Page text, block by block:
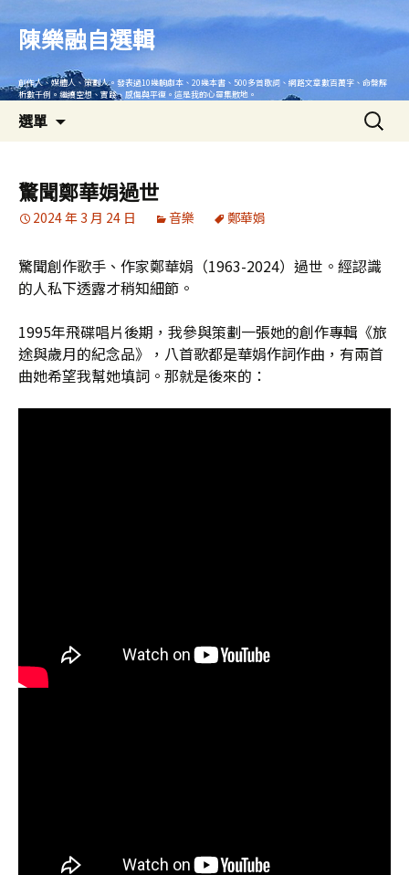
內
陳樂融自選輯
創作人、媒體人、策劃人。發表過10幾齣劇本、20幾本書、500多首歌詞、網路文章數百萬字、命盤解
析數千例。繼續空想、實踐、感傷與平復。這是我的心靈集散地。
選單
搜
尋
驚聞鄭華娟過世
2024 年 3 月 24 日 音樂 鄭華娟
驚聞創作歌手、作家鄭華娟（1963-2024）過世。經認識
的人私下透露才稍知細節。
1995年飛碟唱片後期，我參與策劃一張她的創作專輯《旅
途與歲月的紀念品》，八首歌都是華娟作詞作曲，有兩首
曲她希望我幫她填詞。那就是後來的：